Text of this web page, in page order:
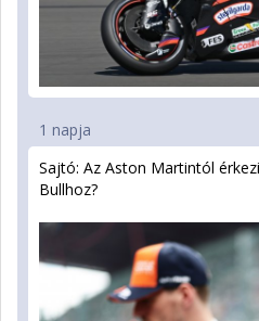
1 napja
Sajtó: Az Aston Martintól
Bullhoz?